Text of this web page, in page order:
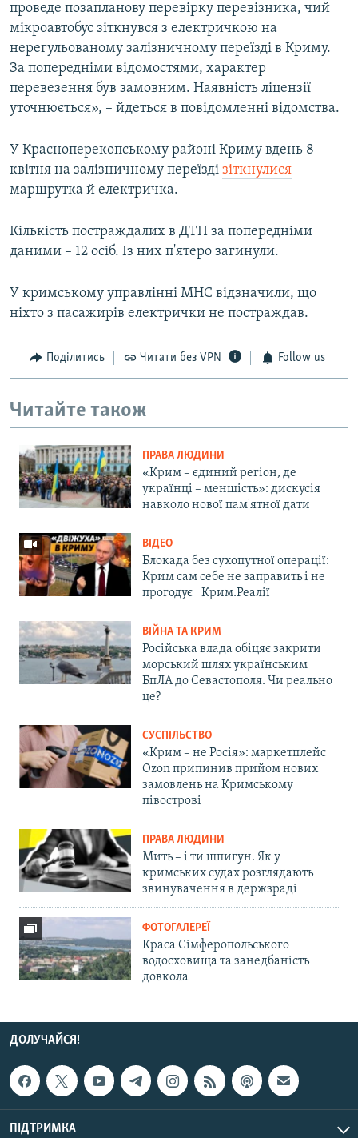
проведе позапланову перевірку перевізника, чий
мікроавтобус зіткнувся з електричкою на
нерегульованому залізничному переїзді в Криму.
За попередніми відомостями, характер
перевезення був замовним. Наявність ліцензії
уточнюється», – йдеться в повідомленні відомства.
У Красноперекопському районі Криму вдень 8
квітня на залізничному переїзді зіткнулися
маршрутка й електричка.
Кількість постраждалих в ДТП за попередніми
даними – 12 осіб. Із них п'ятеро загинули.
У кримському управлінні МНС відзначили, що
ніхто з пасажирів електрички не постраждав.
Поділитись Читати без VPN Follow us
Читайте також
ПРАВА ЛЮДИНИ
«Крим – єдиний регіон, де
українці – меншість»: дискусія
навколо нової пам'ятної дати
ВІДЕО
Блокада без сухопутної операції:
Крим сам себе не заправить і не
прогодує | Крим.Реалії
ВІЙНА ТА КРИМ
Російська влада обіцяє закрити
морський шлях українським
БпЛА до Севастополя. Чи реально
це?
СУСПІЛЬСТВО
«Крим – не Росія»: маркетплейс
Ozon припинив прийом нових
замовлень на Кримському
півострові
ПРАВА ЛЮДИНИ
Мить – і ти шпигун. Як у
кримських судах розглядають
звинувачення в держзраді
ФОТОГАЛЕРЕЇ
Краса Сімферопольського
водосховища та занедбаність
довкола
ДОЛУЧАЙСЯ!
ПІДТРИМКА